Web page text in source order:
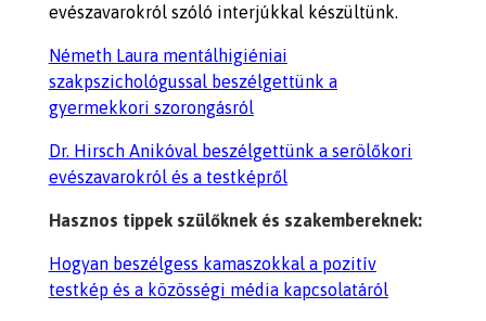
evészavarokról szóló interjúkkal készültünk.
Németh Laura mentálhigiéniai
szakpszichológussal beszélgettünk a
gyermekkori szorongásról
Dr. Hirsch Anikóval beszélgettünk a serölőkori
evészavarokról és a testképről
Hasznos tippek szülőknek és szakembereknek:
Hogyan beszélgess kamaszokkal a pozitív
testkép és a közösségi média kapcsolatáról